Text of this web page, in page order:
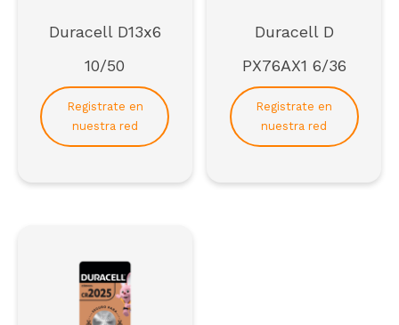
Duracell D13x6
10/50
Registrate en
nuestra red
Duracell D
PX76AX1 6/36
Registrate en
nuestra red
Regístrate